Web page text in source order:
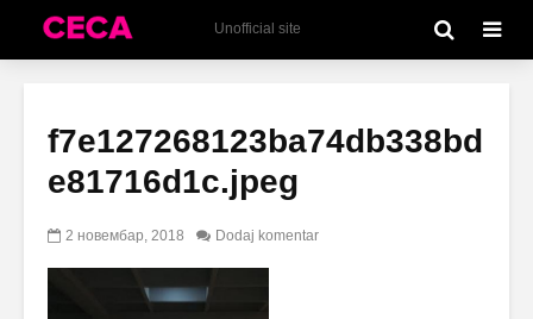
Unofficial site
f7e127268123ba74db338bd
e81716d1c.jpeg
2 новембар, 2018 Dodaj komentar